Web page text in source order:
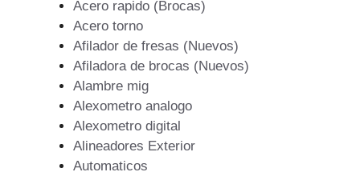
Acero rapido (Brocas)
Acero torno
Afilador de fresas (Nuevos)
Afiladora de brocas (Nuevos)
Alambre mig
Alexometro analogo
Alexometro digital
Alineadores Exterior
Automaticos